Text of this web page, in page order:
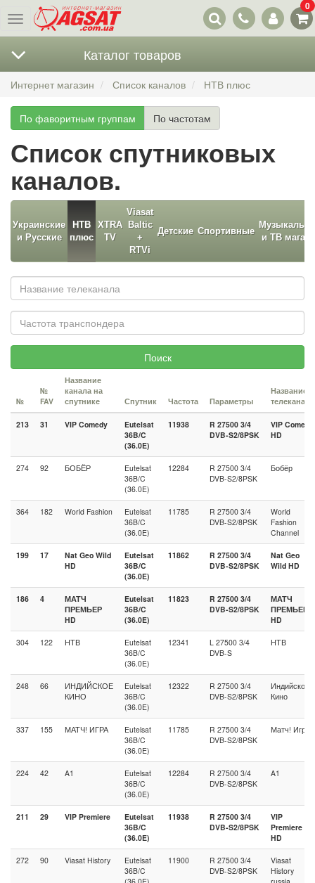
Меню
Наши
контакты
0
Каталог товаров
Интернет магазин Список каналов НТВ плюс
По фаворитным группам По частотам
Список спутниковых
каналов.
Украинские
и Русские
НТВ
плюс
XTRA
TV
Viasat
Baltic
+
RTVi
Детские Спортивные
и ТВ
Поиск
№
№
FAV
Название
канала на
спутнике
Спутник Частота Параметры
Название
телеканала
213 31 VIP Comedy
Eutelsat
36B/C
(36.0E)
11938
R 27500 3/4
DVB-S2/8PSK
VIP Comedy
HD
274 92 БОБЁР
Eutelsat
36B/C
(36.0E)
12284
R 27500 3/4
DVB-S2/8PSK
Бобёр
364 182 World Fashion
Eutelsat
36B/C
(36.0E)
11785
R 27500 3/4
DVB-S2/8PSK
World
Fashion
Channel
199 17
Nat Geo Wild
HD
Eutelsat
36B/C
(36.0E)
11862
R 27500 3/4
DVB-S2/8PSK
Nat Geo
Wild HD
186 4
МАТЧ
ПРЕМЬЕР
HD
Eutelsat
36B/C
(36.0E)
11823
R 27500 3/4
DVB-S2/8PSK
МАТЧ
ПРЕМЬЕР
HD
304 122 НТВ
Eutelsat
36B/C
(36.0E)
12341
L 27500 3/4
DVB-S
НТВ
248 66
ИНДИЙСКОЕ
КИНО
Eutelsat
36B/C
(36.0E)
12322
R 27500 3/4
DVB-S2/8PSK
Индийское
Кино
337 155 МАТЧ! ИГРА
Eutelsat
36B/C
(36.0E)
11785
R 27500 3/4
DVB-S2/8PSK
Матч! Игра
224 42 A1
Eutelsat
36B/C
(36.0E)
12284
R 27500 3/4
DVB-S2/8PSK
A1
211 29 VIP Premiere
Eutelsat
36B/C
(36.0E)
11938
R 27500 3/4
DVB-S2/8PSK
VIP
Premiere
HD
272 90 Viasat History
Eutelsat
36B/C
11900
R 27500 3/4
DVB-S2/8PSK
Viasat
History